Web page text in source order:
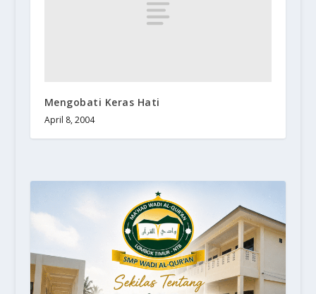
Mengobati Keras Hati
April 8, 2004